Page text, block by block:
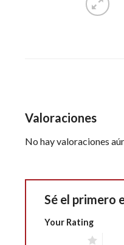
Valoraciones
No hay valoraciones
Sé el primero
Your Rating